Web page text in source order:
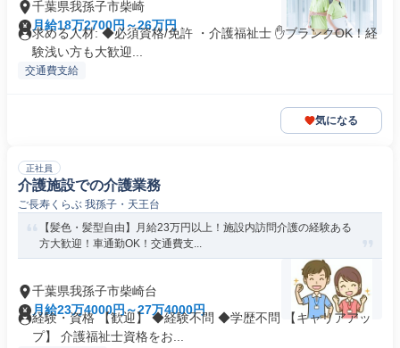
千葉県我孫子市柴崎
月給18万2700円～26万円
求める人材: ◆必須資格/免許 ・介護福祉士 ✋️ブランクOK！経
験浅い方も大歓迎...
交通費支給
気になる
正社員
介護施設での介護業務
ご長寿くらぶ 我孫子・天王台
【髪色・髪型自由】月給23万円以上！施設内訪問介護の経験ある
方大歓迎！車通勤OK！交通費支...
千葉県我孫子市柴崎台
月給23万4000円～27万4000円
経験・資格 【歓迎】 ◆経験不問 ◆学歴不問 【キャリアアッ
プ】 介護福祉士資格をお...